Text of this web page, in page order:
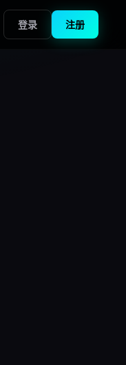
登录 注册